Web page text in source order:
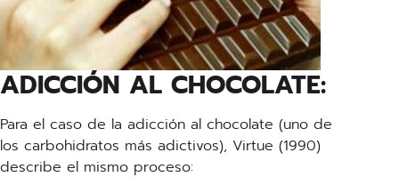
ADICCIÓN AL CHOCOLATE:
Para el caso de la adicción al chocolate (uno de
los carbohidratos más adictivos), Virtue (1990)
describe el mismo proceso: